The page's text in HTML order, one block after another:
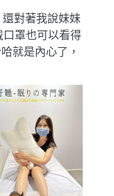
對著我說妹妹
口罩也可以看得
就是內心了，